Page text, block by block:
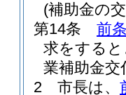
(補助金の
第14条
前
求をすると
業補助金
2
市長は、